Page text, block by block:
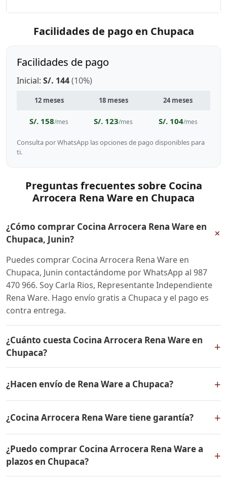
Facilidades de pago en Chupaca
Facilidades de pago
Inicial: S/. 144(10%)
12 meses 18 meses 24 meses
S/. 158/mes S/. 123/mes S/. 104/mes
Consulta por WhatsApp las opciones de pago disponibles para
ti.
Preguntas frecuentes sobre Cocina
Arrocera Rena Ware en Chupaca
¿Cómo comprar Cocina Arrocera Rena Ware en
Chupaca, Junin?
+
Puedes comprar Cocina Arrocera Rena Ware en
Chupaca, Junin contactándome por WhatsApp al 987
470 966. Soy Carla Rios, Representante Independiente
Rena Ware. Hago envío gratis a Chupaca y el pago es
contra entrega.
¿Cuánto cuesta Cocina Arrocera Rena Ware en
Chupaca?
+
todo el Perú. Contáctame por WhatsApp para conocer
el precio actual, promociones disponibles y facilidades
de pago en cuotas desde el 10% de inicial.
¿Hacen envío de Rena Ware a Chupaca? +
a Chupaca, Junin y a todo el Perú. El pago es contra
entrega.
¿Cocina Arrocera Rena Ware tiene garantía? +
vida contra defectos de fabricación. Todos los
productos Rena Ware están fabricados en acero
inoxidable quirúrgico 18/10 de la más alta calidad.
¿Puedo comprar Cocina Arrocera Rena Ware a
plazos en Chupaca?
+